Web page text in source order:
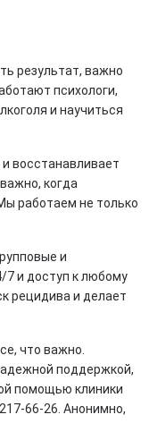
результат, важно
психологи,
и научиться
восстанавливает
когда
работаем не только
и
7 и доступ к любому
рецидива и делает
что важно.
поддержкой,
помощью клиники
66-26. Анонимно,